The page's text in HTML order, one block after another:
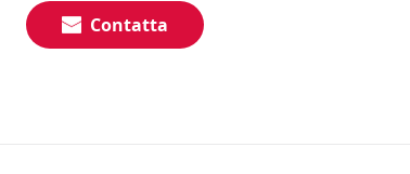
Contatta